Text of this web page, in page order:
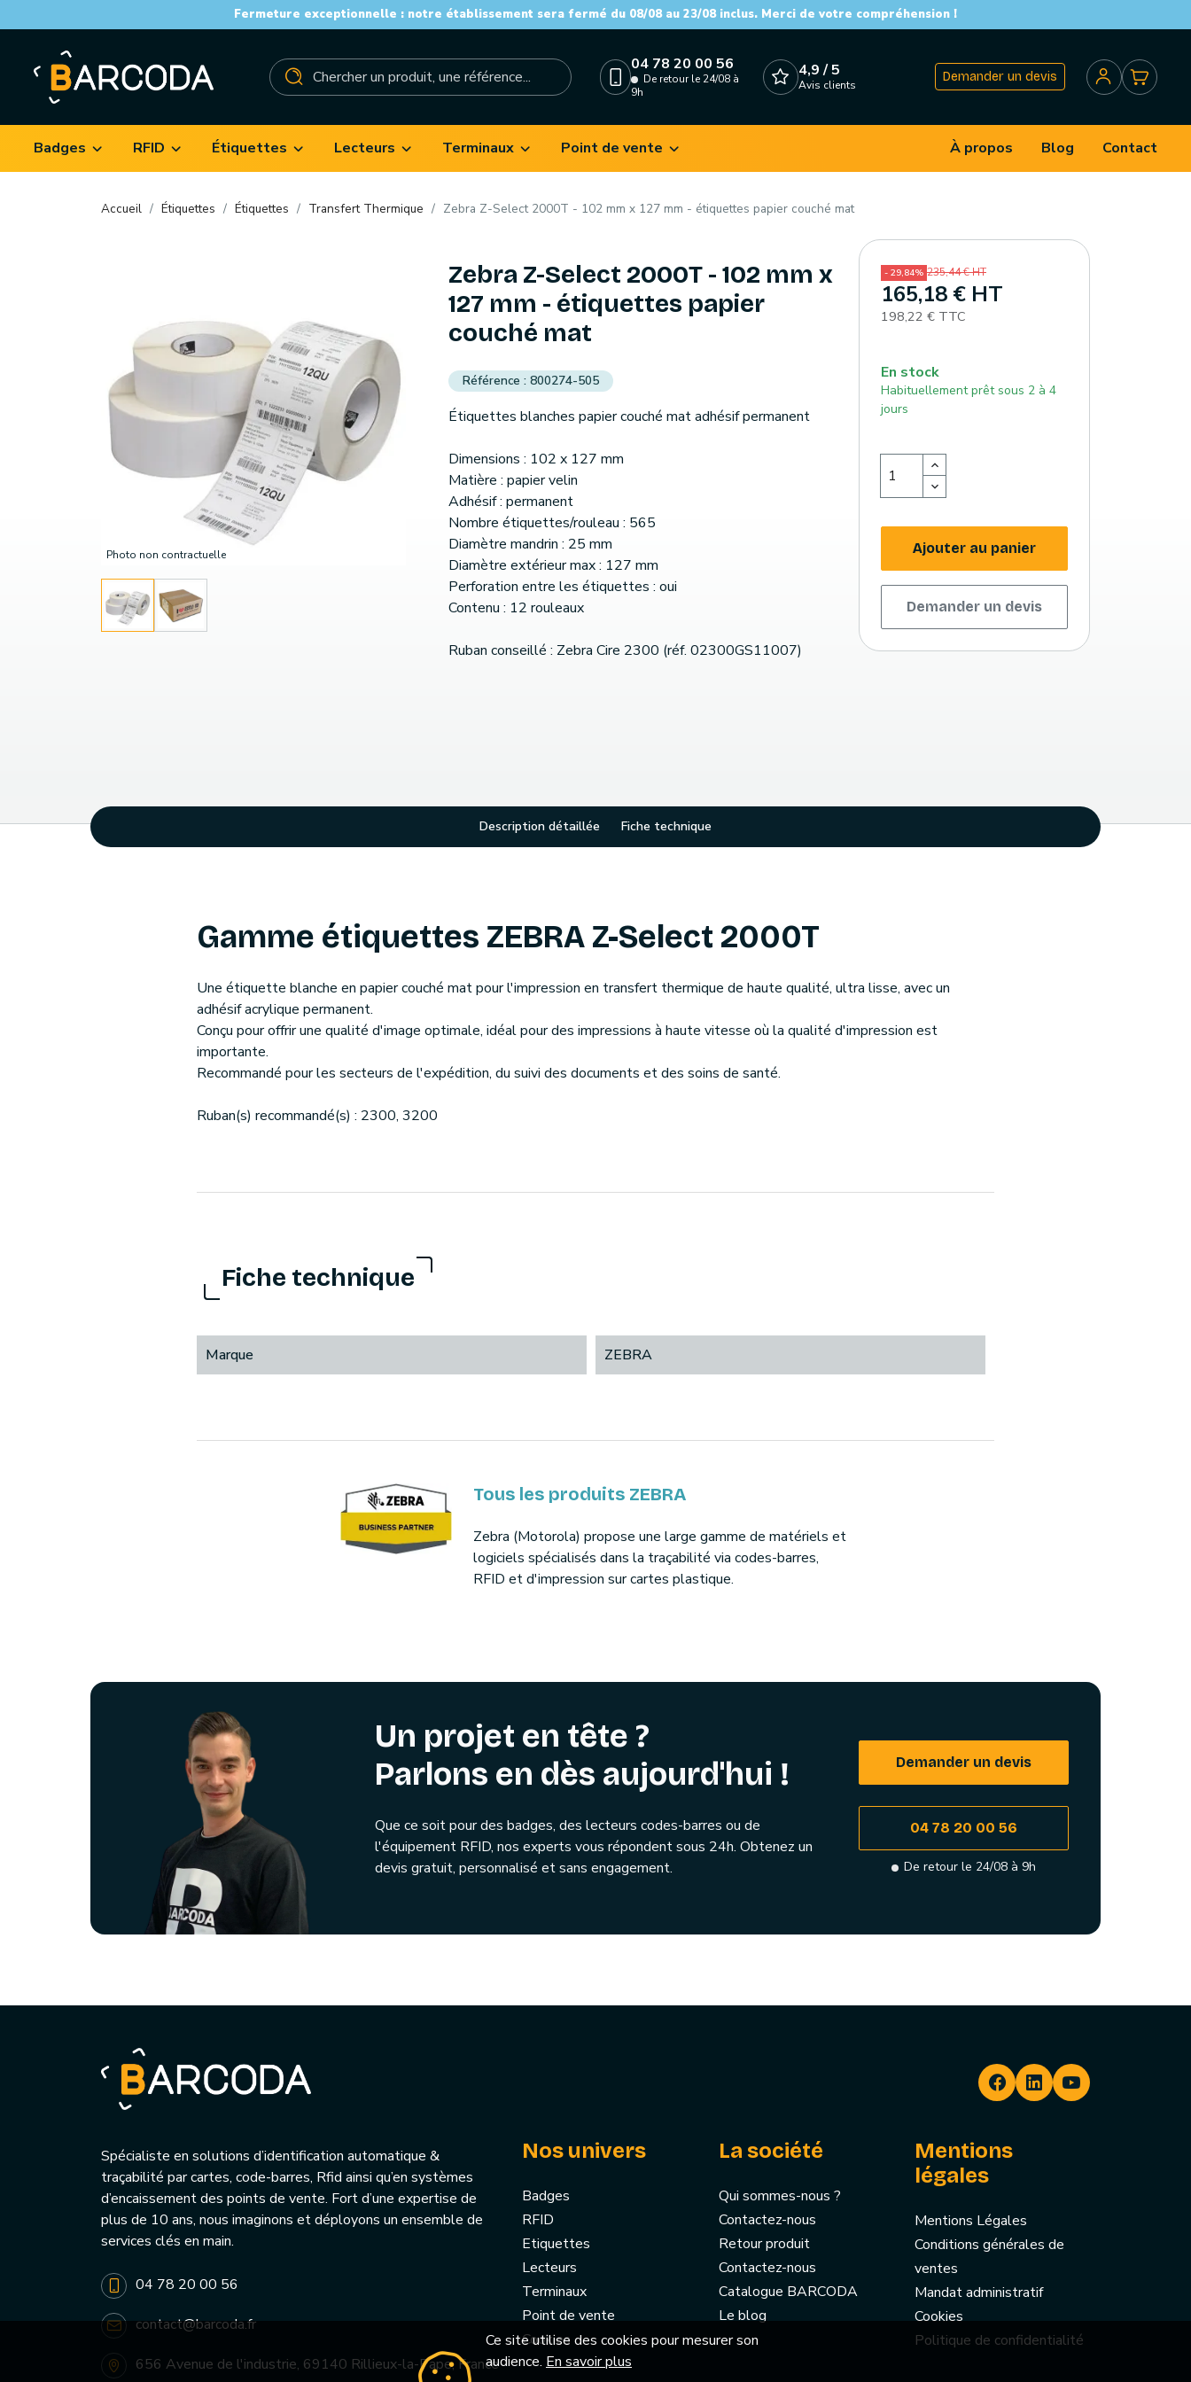
Fermeture exceptionnelle : notre établissement sera fermé du 08/08 au 23/08 inclus. Merci de votre compréhension !
04 78 20 00 56
De retour le 24/08 à
9h
4,9 / 5
Avis clients
Demander un devis
Badges RFID Étiquettes Lecteurs Terminaux Point de vente À propos Blog Contact
Accueil Étiquettes Étiquettes Transfert Thermique Zebra Z-Select 2000T - 102 mm x 127 mm - étiquettes papier couché mat
Photo non contractuelle
Zebra Z-Select 2000T - 102 mm x
127 mm - étiquettes papier
couché mat
800274-505
Étiquettes blanches papier couché mat adhésif permanent
Dimensions : 102 x 127 mm
Matière : papier velin
Adhésif : permanent
Nombre étiquettes/rouleau : 565
Diamètre mandrin : 25 mm
Diamètre extérieur max : 127 mm
Perforation entre les étiquettes : oui
Contenu : 12 rouleaux
Ruban conseillé : Zebra Cire 2300 (réf. 02300GS11007)
- 29,84% 235,44 € HT
165,18 € HT
198,22 € TTC
En stock
Habituellement prêt sous 2 à 4
jours
Ajouter au panier
Demander un devis
Description détaillée Fiche technique
Gamme étiquettes ZEBRA Z-Select 2000T
Une étiquette blanche en papier couché mat pour l'impression en transfert thermique de haute qualité, ultra lisse, avec un
adhésif acrylique permanent.
Conçu pour offrir une qualité d'image optimale, idéal pour des impressions à haute vitesse où la qualité d'impression est
importante.
Recommandé pour les secteurs de l'expédition, du suivi des documents et des soins de santé.
Ruban(s) recommandé(s) : 2300, 3200
Fiche technique
Marque ZEBRA
Tous les produits ZEBRA
Zebra (Motorola) propose une large gamme de matériels et
logiciels spécialisés dans la traçabilité via codes-barres,
RFID et d'impression sur cartes plastique.
Un projet en tête ?
Parlons en dès aujourd'hui !
Que ce soit pour des badges, des lecteurs codes-barres ou de
l'équipement RFID, nos experts vous répondent sous 24h. Obtenez un
devis gratuit, personnalisé et sans engagement.
Demander un devis
04 78 20 00 56
De retour le 24/08 à 9h
Spécialiste en solutions d’identification automatique &
traçabilité par cartes, code-barres, Rfid ainsi qu’en systèmes
d’encaissement des points de vente. Fort d’une expertise de
plus de 10 ans, nous imaginons et déployons un ensemble de
services clés en main.
04 78 20 00 56
contact@barcoda.fr
656 Avenue de l'industrie, 69140 Rillieux-la-Pape, France
Nos univers
Badges
RFID
Etiquettes
Lecteurs
Terminaux
Point de vente
Cookies
La société
Qui sommes-nous ?
Contactez-nous
Retour produit
Contactez-nous
Catalogue BARCODA
Le blog
Mentions
légales
Mentions Légales
Conditions générales de
ventes
Mandat administratif
Cookies
Politique de confidentialité
Ce site utilise des cookies pour mesurer son
audience. En savoir plus